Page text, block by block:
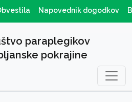
Napovednik dogodkov
paraplegikov
pokrajine